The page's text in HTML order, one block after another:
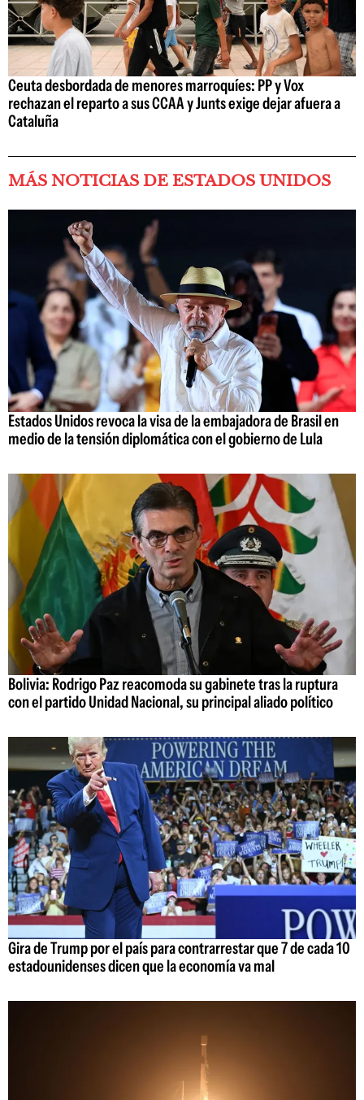
Ceuta desbordada de menores marroquíes: PP y Vox
rechazan el reparto a sus CCAA y Junts exige dejar afuera a
Cataluña
MÁS NOTICIAS DE ESTADOS UNIDOS
Estados Unidos revoca la visa de la embajadora de Brasil en
medio de la tensión diplomática con el gobierno de Lula
Bolivia: Rodrigo Paz reacomoda su gabinete tras la ruptura
con el partido Unidad Nacional, su principal aliado político
Gira de Trump por el país para contrarrestar que 7 de cada 10
estadounidenses dicen que la economía va mal